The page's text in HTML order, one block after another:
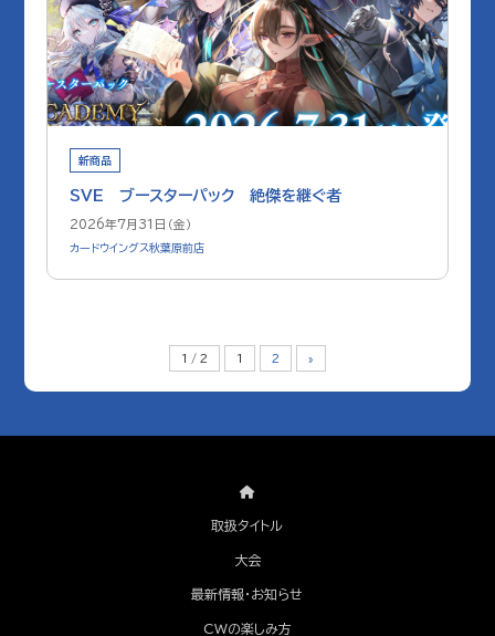
新商品
SVE ブースターパック 絶傑を継ぐ者
2026年7月31日（金）
カードウイングス秋葉原前店
1 / 2 1 2 »
取扱タイトル
大会
最新情報・お知らせ
CWの楽しみ方